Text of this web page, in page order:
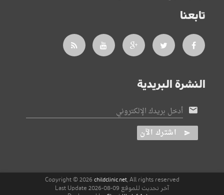
تابعنا
النشرة البريدية
أدخل بريدك الإلكتروني
اشترك الآن
Copyright © 2026 childclinic.net, All rights reserved
آخر تحديث للموقع 09-08-2026 Last Update